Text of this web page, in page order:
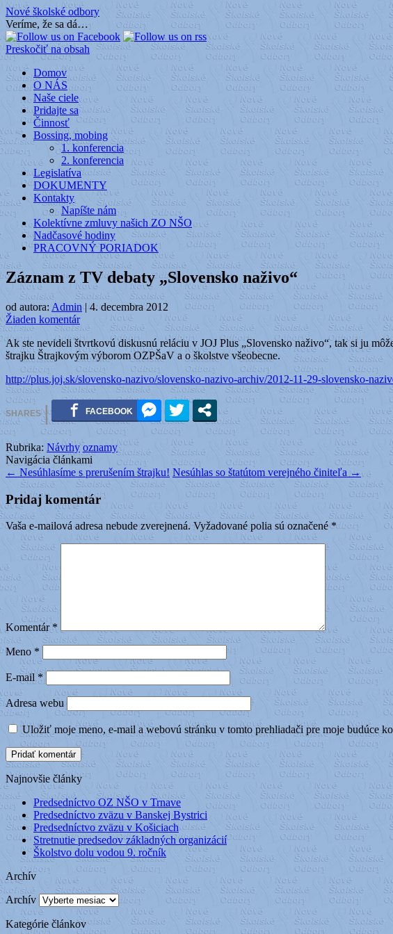
Nové školské odbory
Veríme, že sa dá…
Preskočiť na obsah
Domov
O NÁS
Naše ciele
Pridajte sa
Činnosť
Bossing, mobing
1. konferencia
2. konferencia
Legislatíva
DOKUMENTY
Kontakty
Napíšte nám
Kolektívne zmluvy našich ZO NŠO
Nadčasové hodiny
PRACOVNÝ PORIADOK
Záznam z TV debaty „Slovensko naživo“
od autora: Admin | 4. decembra 2012
Žiaden komentár
Ak ste nevideli štvrtkovú diskusnú reláciu v JOJ Plus „Slovensko naživo“, tak si ju
štrajku Štrajkovým výborom OZPŠaV a o školstve všeobecne.
http://plus.joj.sk/slovensko-nazivo/slovensko-nazivo-archiv/2012-11-29-slovensko-
Rubrika: Návrhy oznamy
Navigácia článkami
← Nesúhlasíme s prerušením štrajku! Nesúhlas so štatútom verejného činiteľa →
Pridaj komentár
Vaša e-mailová adresa nebude zverejnená. Vyžadované polia sú označené*
Komentár*
Meno *
E-mail*
Adresa webu
Uložiť moje meno, e-mail a webovú stránku v tomto prehliadači pre moje budúce
Najnovšie články
Predsedníctvo OZ NŠO v Trnave
Predsedníctvo zväzu v Banskej Bystrici
Predsedníctvo zväzu v Košiciach
Stretnutie predsedov základných organizácií
Školstvo dolu vodou 9. ročník
Archív
Archív
Kategórie článkov